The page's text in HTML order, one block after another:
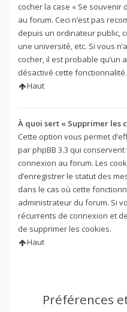
cocher la case « Se souvenir
au forum. Ceci n’est pas
depuis un ordinateur public,
une université, etc. Si vous
cocher, il est probable
désactivé cette fonctionnalité.
Haut
À quoi sert « Supprimer les
Cette option vous permet
par phpBB 3.3 qui
connexion au forum. Les
d’enregistrer le statut des
dans le cas où cette
administrateur du forum. Si
récurrents de connexion et
de supprimer les cookies.
Haut
Préférences